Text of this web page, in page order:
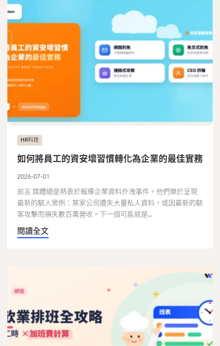
HR科技
如何將員工的資安壞習慣轉化為企業的最佳實務
2026-07-01
前言 媒體總是熱衷於報導企業資料外洩事件。他們樂於呈現
最新的駭人案例：某家公司遺失大量私人資料，或因最新的駭
客攻擊而損失數百萬營收。下一個可能就是...
閱讀全文